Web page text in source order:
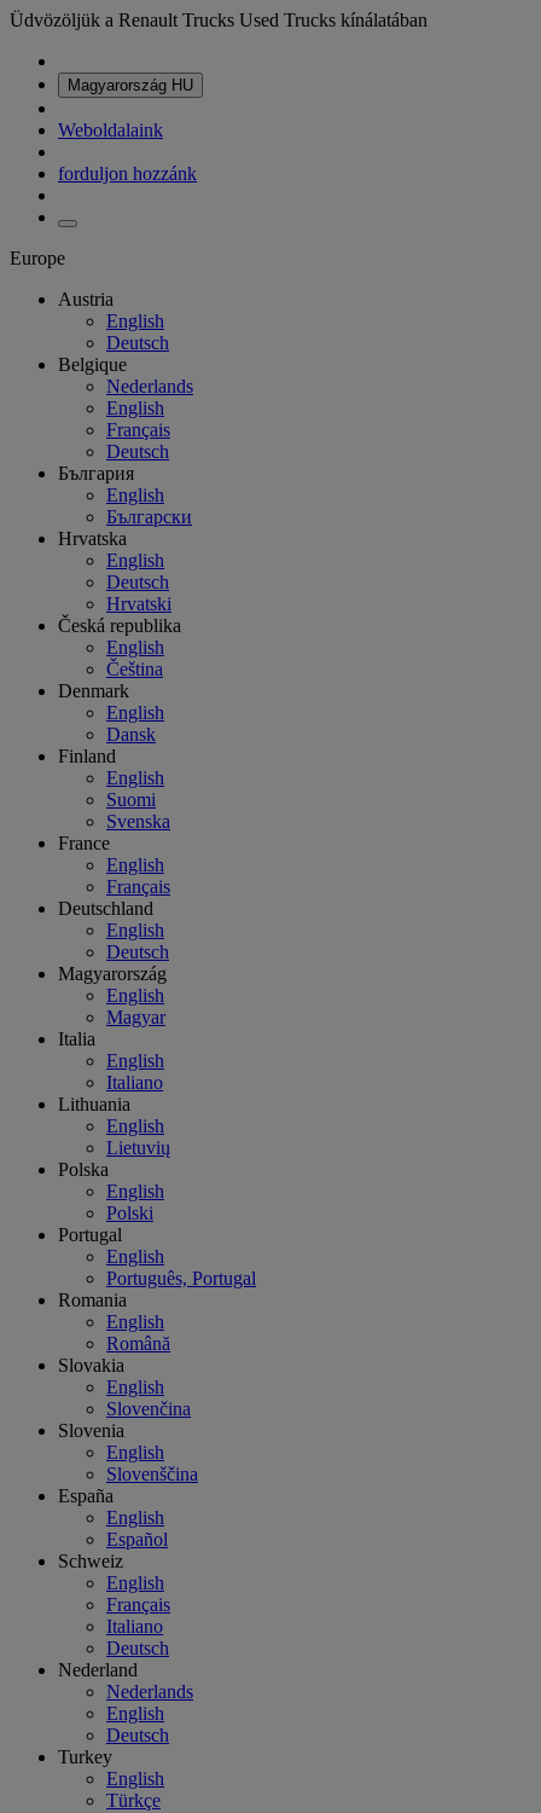
Üdvözöljük a Renault Trucks Used Trucks kínálatában
Magyarország HU
Weboldalaink
forduljon hozzánk
Europe
Austria
English
Deutsch
Belgique
Nederlands
English
Français
Deutsch
България
English
Български
Hrvatska
English
Deutsch
Hrvatski
Česká republika
English
Čeština
Denmark
English
Dansk
Finland
English
Suomi
Svenska
France
English
Français
Deutschland
English
Deutsch
Magyarország
English
Magyar
Italia
English
Italiano
Lithuania
English
Lietuvių
Polska
English
Polski
Portugal
English
Português, Portugal
Romania
English
Română
Slovakia
English
Slovenčina
Slovenia
English
Slovenščina
España
English
Español
Schweiz
English
Français
Italiano
Deutsch
Nederland
Nederlands
English
Deutsch
Turkey
English
Türkçe